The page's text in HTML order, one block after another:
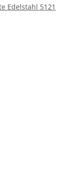
Edelstahl 5121